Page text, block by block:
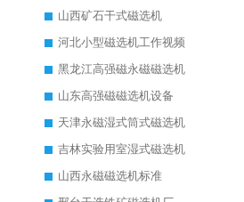
山西矿石干式磁选机
河北小型磁选机工作视频
黑龙江高强磁永磁磁选机
山东高强磁磁选机设备
天津永磁湿式筒式磁选机
吉林实验用室湿式磁选机
山西永磁磁选机标准